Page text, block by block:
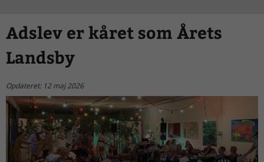
Adslev er kåret som Årets
Landsby
Opdateret: 12 maj 2026